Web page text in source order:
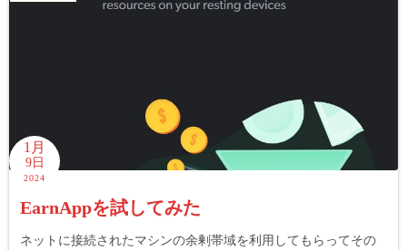
1月
9日
2024
EarnAppを試してみた
ネットに接続されたマシンの余剰帯域を利用してもらってその